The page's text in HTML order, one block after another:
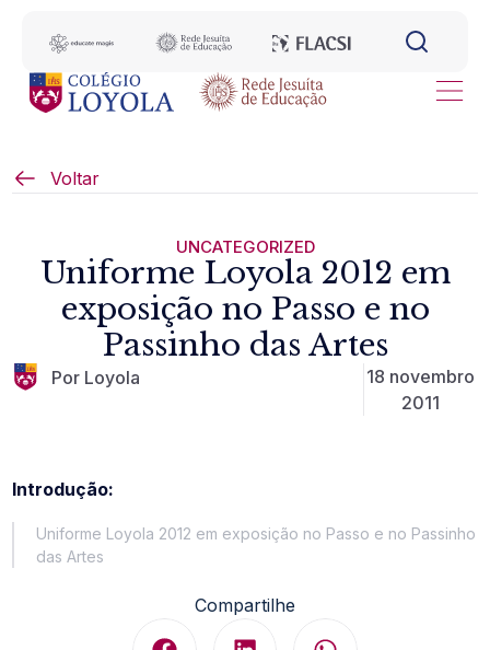
Voltar
UNCATEGORIZED
Uniforme Loyola 2012 em
exposição no Passo e no
Passinho das Artes
Por Loyola
18 novembro
2011
Introdução:
Uniforme Loyola 2012 em exposição no Passo e no Passinho
das Artes
Compartilhe